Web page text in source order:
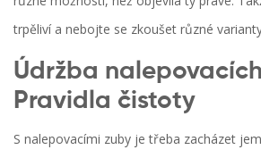
trpěliví a nebojte se zkoušet různé
Údržba
Pravidla čistoty
S nalepovacími zuby je třeba zacházet